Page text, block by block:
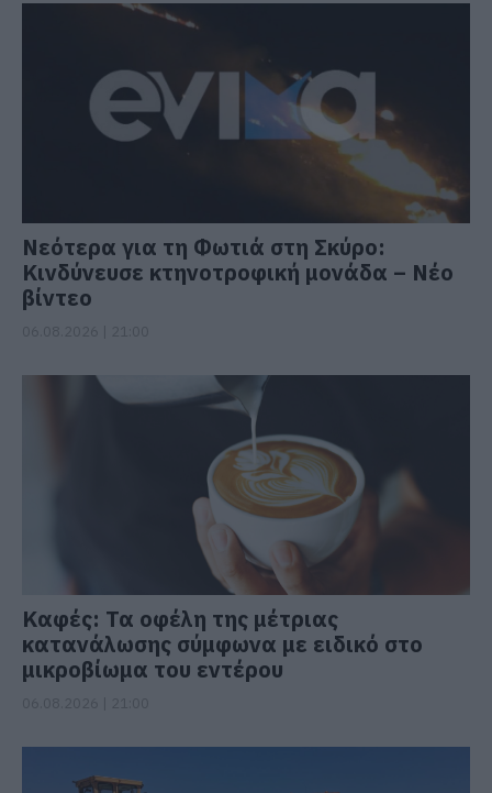
Νεότερα για τη Φωτιά στη Σκύρο:
Κινδύνευσε κτηνοτροφική μονάδα – Νέο
βίντεο
Καφές: Τα οφέλη της μέτριας
κατανάλωσης σύμφωνα με ειδικό στο
μικροβίωμα του εντέρου